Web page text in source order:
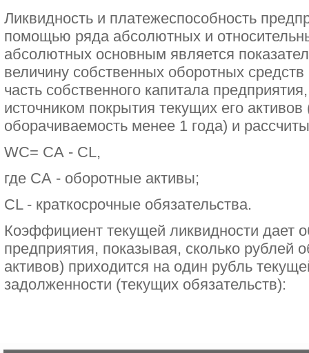
Ликвидность и платежеспособность
помощью ряда абсолютных и
абсолютных основным является
величину собственных оборотных
часть собственного капитала
источником покрытия текущих его
оборачиваемость менее 1 года) и
WС= СА - CL,
где СА - оборотные активы;
СL - краткосрочные обязательства.
Коэффициент текущей ликвидности дает
предприятия, показывая, сколько рублей
активов) приходится на один рубль
задолженности (текущих обязательств):